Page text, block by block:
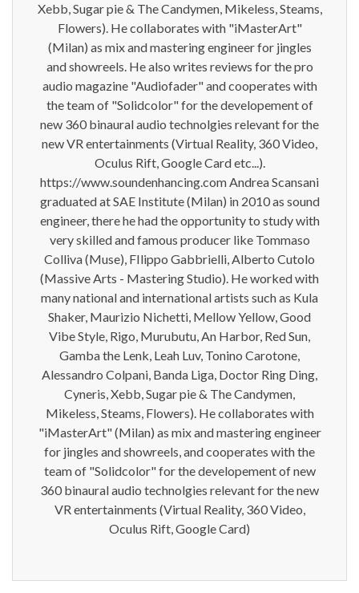
Xebb, Sugar pie & The Candymen, Mikeless, Steams,
Flowers). He collaborates with "iMasterArt"
(Milan) as mix and mastering engineer for jingles
and showreels. He also writes reviews for the pro
audio magazine "Audiofader" and cooperates with
the team of "Solidcolor" for the developement of
new 360 binaural audio technolgies relevant for the
new VR entertainments (Virtual Reality, 360 Video,
Oculus Rift, Google Card etc...).
https://www.soundenhancing.com Andrea Scansani
graduated at SAE Institute (Milan) in 2010 as sound
engineer, there he had the opportunity to study with
very skilled and famous producer like Tommaso
Colliva (Muse), FIlippo Gabbrielli, Alberto Cutolo
(Massive Arts - Mastering Studio). He worked with
many national and international artists such as Kula
Shaker, Maurizio Nichetti, Mellow Yellow, Good
Vibe Style, Rigo, Murubutu, An Harbor, Red Sun,
Gamba the Lenk, Leah Luv, Tonino Carotone,
Alessandro Colpani, Banda Liga, Doctor Ring Ding,
Cyneris, Xebb, Sugar pie & The Candymen,
Mikeless, Steams, Flowers). He collaborates with
"iMasterArt" (Milan) as mix and mastering engineer
for jingles and showreels, and cooperates with the
team of "Solidcolor" for the developement of new
360 binaural audio technolgies relevant for the new
VR entertainments (Virtual Reality, 360 Video,
Oculus Rift, Google Card)